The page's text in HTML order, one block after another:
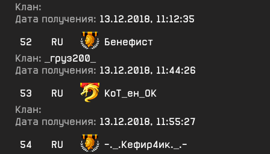
Клан:
Дата получения: 13.12.2018, 11:12:35
52
RU
Бенефист
Клан:
_груз200_
Дата получения: 13.12.2018, 11:44:26
53
RU
КоТ_ен_ОК
Клан:
Дата получения: 13.12.2018, 11:55:27
54
RU
-._.Кефир4ик._.-